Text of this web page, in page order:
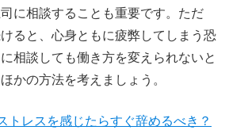
に相談することも重要です。ただ
ると、心身ともに疲弊してしまう恐
相談しても働き方を変えられないと
かの方法を考えましょう。
トレスを感じたらすぐ辞めるべき？